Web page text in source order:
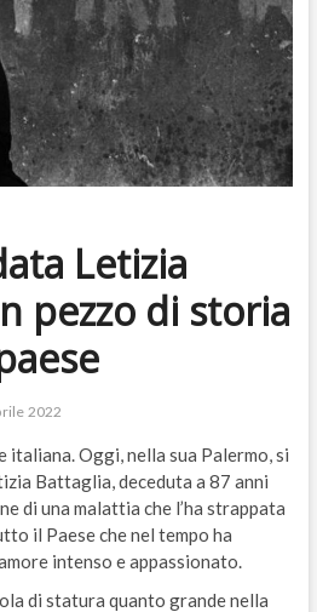
Letizia
pezzo di storia
2022
italiana. Oggi, nella sua Palermo, si
Battaglia, deceduta a 87 anni
di una malattia che l’ha strappata
il Paese che nel tempo ha
intenso e appassionato.
di statura quanto grande nella